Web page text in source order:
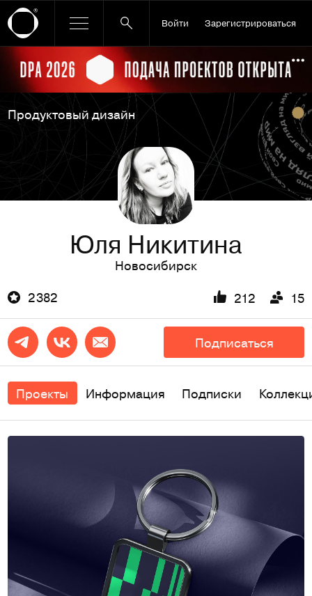
Войти Зарегистрироваться
Ссылка баннера
Продуктовый дизайн
Юля Никитина
Новосибирск
2 382
212 15
Подписаться
Проекты Информация Подписки